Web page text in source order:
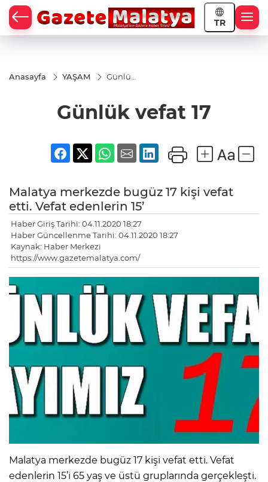
TR
Anasayfa YAŞAM
Günlük
Günlük vefat 17
Malatya merkezde bugüz 17 kişi vefat
etti. Vefat edenlerin 15’
Haber Giriş Tarihi: 04.11.2020 18:27
Haber Güncellenme Tarihi: 04.11.2020 18:27
Kaynak: Haber Merkezi
https://www.gazetemalatya.com/
Malatya merkezde bugüz 17 kişi vefat etti. Vefat
edenlerin 15’i 65 yaş ve üstü gruplarında gerçekleşti.